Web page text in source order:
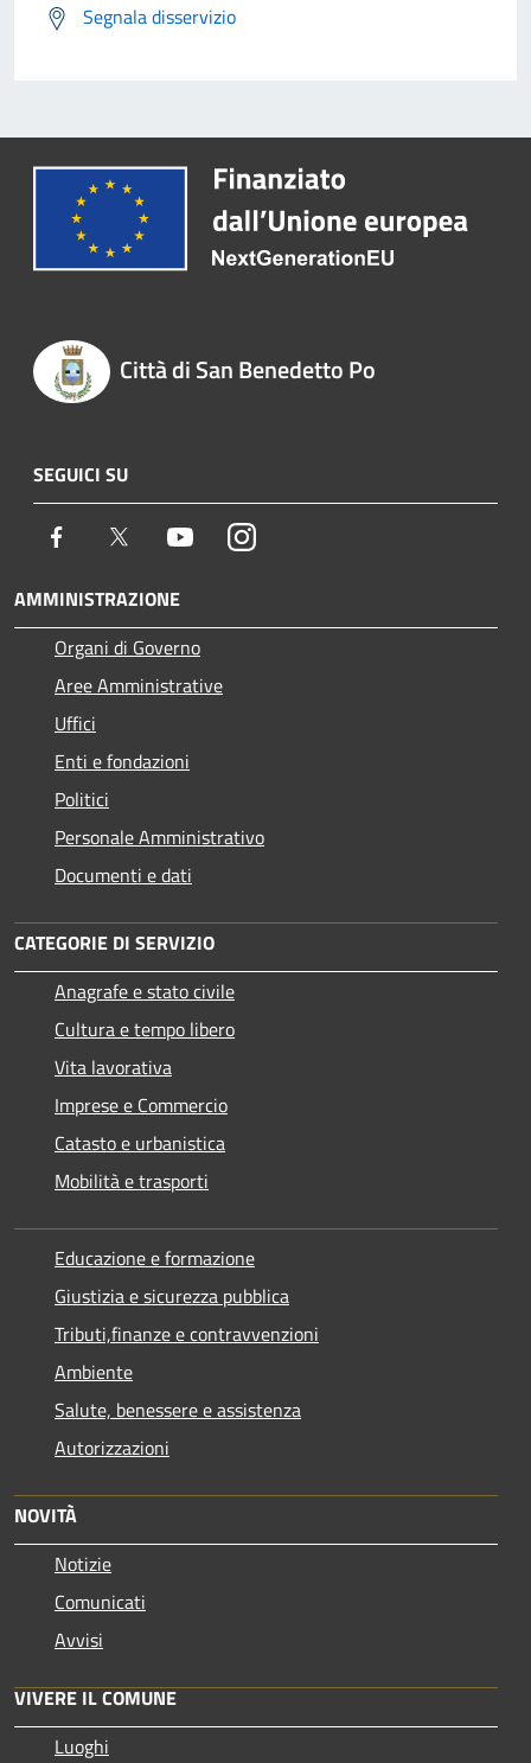
Segnala disservizio
Città di San Benedetto Po
SEGUICI SU
Facebook Twitter YoutubeInstagram
AMMINISTRAZIONE
Organi di Governo
Aree Amministrative
Uffici
Enti e fondazioni
Politici
Personale Amministrativo
Documenti e dati
CATEGORIE DI SERVIZIO
Anagrafe e stato civile
Cultura e tempo libero
Vita lavorativa
Imprese e Commercio
Catasto e urbanistica
Mobilità e trasporti
Educazione e formazione
Giustizia e sicurezza pubblica
Tributi,finanze e contravvenzioni
Ambiente
Salute, benessere e assistenza
Autorizzazioni
NOVITÀ
Notizie
Comunicati
Avvisi
VIVERE IL COMUNE
Luoghi